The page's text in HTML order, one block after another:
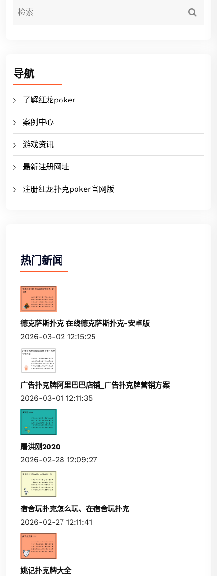
导航
了解红龙poker
案例中心
游戏资讯
最新注册网址
注册红龙扑克poker官网版
热门新闻
德克萨斯扑克 在线德克萨斯扑克-安卓版
2026-03-02 12:15:25
广告扑克牌阿里巴巴店铺_广告扑克牌营销方案
2026-03-01 12:11:35
屠洪刚2020
2026-02-28 12:09:27
宿舍玩扑克怎么玩、在宿舍玩扑克
2026-02-27 12:11:41
姚记扑克牌大全